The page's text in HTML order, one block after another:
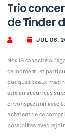
Trio
de Tinder
JUL 08,
Nos 18 capacite a
ce moment, et
quelques beaux
etre en aucun cas
circonspection avec
achetent de ce
possibiltes avec